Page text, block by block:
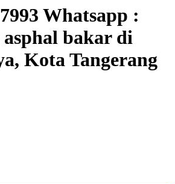
Whatsapp :
bakar di
Kota Tangerang